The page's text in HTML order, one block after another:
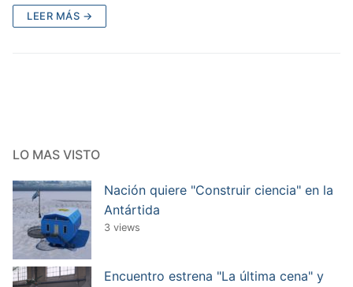
LEER MÁS →
LO MAS VISTO
Nación quiere "Construir ciencia" en la
Antártida
3 views
Encuentro estrena "La última cena" y